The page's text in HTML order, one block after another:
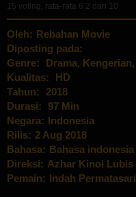
15 voting, rata-rata 6.2 dari 10
Oleh: Rebahan Movie
Diposting pada:
Genre:
Drama, Kengerian,
Kualitas:
HD
Tahun:
2018
Durasi:
97 Min
Negara: Indonesia
Rilis: 2 Aug 2018
Bahasa: Bahasa indonesia
Direksi: Azhar Kinoi Lubis
Pemain: Indah Permatasari